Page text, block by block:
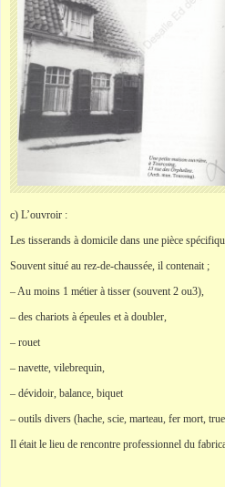
c) L’ouvroir :
Les tisserands à domicile dans une pièce
Souvent situé au rez-de-chaussée, il contenait ;
– Au moins 1 métier à tisser (souvent 2 ou3),
– des chariots à épeules et à doubler,
– rouet
– navette, vilebrequin,
– dévidoir, balance, biquet
– outils divers (hache, scie, marteau, fer mort,
Il était le lieu de rencontre professionnel du